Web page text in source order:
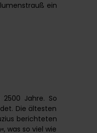
ein
Jahre. So
Die ältesten
berichteten
was so viel wie